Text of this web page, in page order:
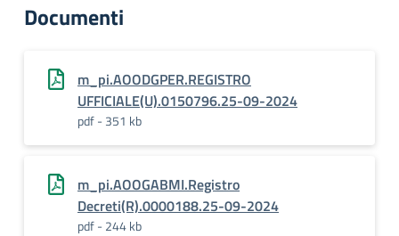
Documenti
m_pi.AOODGPER.REGISTRO
UFFICIALE(U).0150796.25-09-2024
pdf - 351 kb
m_pi.AOOGABMI.Registro
Decreti(R).0000188.25-09-2024
pdf - 244 kb